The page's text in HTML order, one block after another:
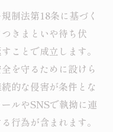
かりやすく解説す
誰もが知っておく
制法第18条に基づく
きまといや待ち伏
ことで成立します。
を守るために設けら
的な侵害が条件とな
ルやSNSで執拗に連
行為が含まれます。